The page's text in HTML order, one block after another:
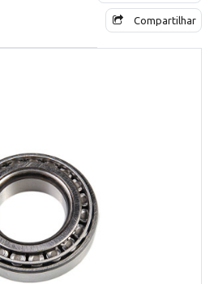
Compartilhar